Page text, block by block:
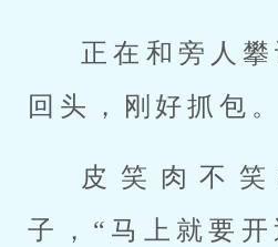
正在和旁人
回头，刚好抓包。
皮笑肉不
子，“马上就要